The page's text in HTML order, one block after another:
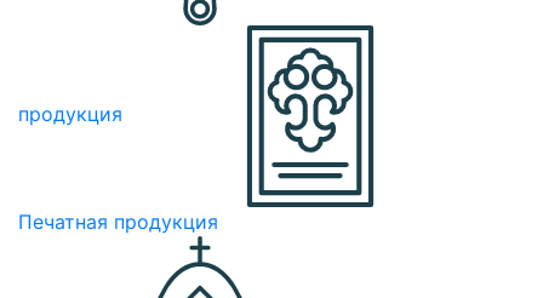
продукция
Печатная продукция